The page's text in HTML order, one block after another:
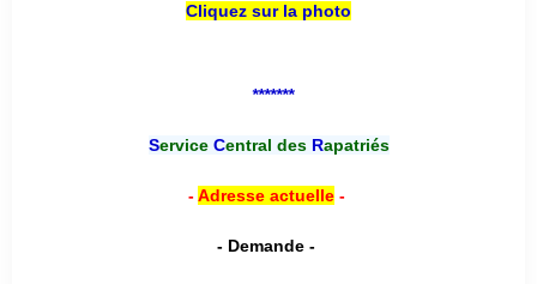
Cliquez sur la photo
*******
Service Central desRapatriés
-Adresse actuelle-
- Demande -